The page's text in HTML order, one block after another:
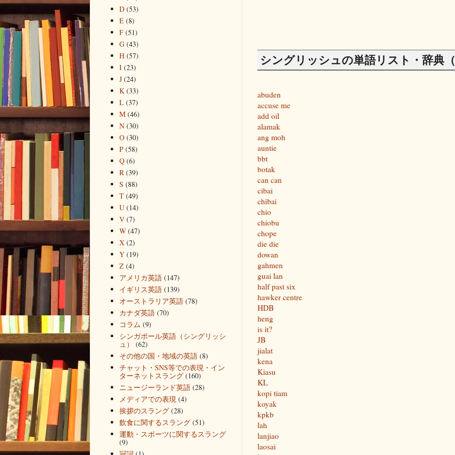
シングリッシュの単語リスト・辞典
abuden
accuse me
add oil
alamak
ang moh
auntie
bbt
botak
can can
cibai
chibai
chio
chiobu
chope
die die
dowan
gahmen
guai lan
half past six
hawker centre
HDB
heng
is it?
JB
jialat
kena
Kiasu
KL
kopi tiam
koyak
kpkb
lah
lanjiao
laosai
D (53)
E (8)
F (51)
G (43)
H (57)
I (23)
J (24)
K (33)
L (37)
M (46)
N (30)
O (30)
P (58)
Q (6)
R (39)
S (88)
T (49)
U (14)
V (7)
W (47)
X (2)
Y (19)
Z (4)
アメリカ英語 (147)
イギリス英語 (139)
オーストラリア英語 (78)
カナダ英語 (70)
コラム (9)
シンガポール英語（シングリッシ
ュ）
(62)
その他の国・地域の英語 (8)
チャット・SNS等での表現・イン
ターネットスラング (160)
ニュージーランド英語 (28)
メディアでの表現 (4)
挨拶のスラング (28)
飲食に関するスラング (51)
運動・スポーツに関するスラング
(9)